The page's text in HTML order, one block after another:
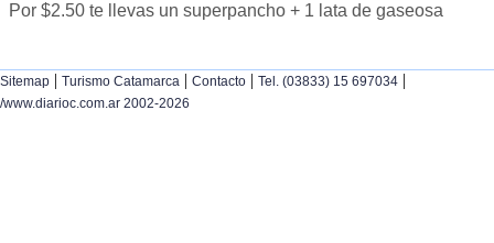
Por $2.50 te llevas un superpancho + 1 lata de gaseosa
Sitemap | Turismo Catamarca | Contacto | Tel. (03833) 15 697034 |
/www.diarioc.com.ar 2002-2026